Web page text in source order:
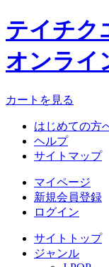
テイチク
オンライ
カートを見る
はじめての方
ヘルプ
サイトマップ
マイページ
新規会員登録
ログイン
サイトトップ
ジャンル